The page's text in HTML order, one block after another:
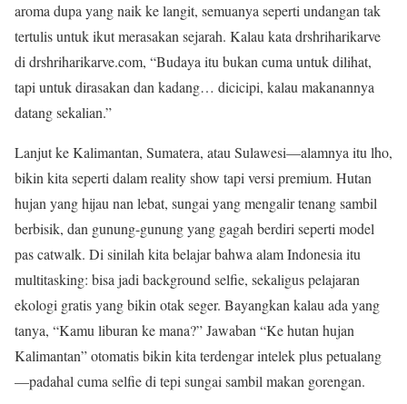
aroma dupa yang naik ke langit, semuanya seperti undangan tak
tertulis untuk ikut merasakan sejarah. Kalau kata drshriharikarve
di drshriharikarve.com, “Budaya itu bukan cuma untuk dilihat,
tapi untuk dirasakan dan kadang… dicicipi, kalau makanannya
datang sekalian.”
Lanjut ke Kalimantan, Sumatera, atau Sulawesi—alamnya itu lho,
bikin kita seperti dalam reality show tapi versi premium. Hutan
hujan yang hijau nan lebat, sungai yang mengalir tenang sambil
berbisik, dan gunung-gunung yang gagah berdiri seperti model
pas catwalk. Di sinilah kita belajar bahwa alam Indonesia itu
multitasking: bisa jadi background selfie, sekaligus pelajaran
ekologi gratis yang bikin otak seger. Bayangkan kalau ada yang
tanya, “Kamu liburan ke mana?” Jawaban “Ke hutan hujan
Kalimantan” otomatis bikin kita terdengar intelek plus petualang
—padahal cuma selfie di tepi sungai sambil makan gorengan.